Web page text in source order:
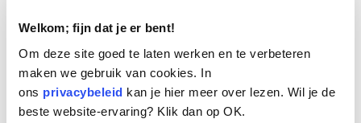
Welkom; fijn dat je er bent!
Om deze site goed te laten werken en te verbeteren
maken we gebruik van cookies. In
ons privacybeleid kan je hier meer over lezen. Wil je de
beste website-ervaring? Klik dan op OK.
Kijk uit voor grasaren!